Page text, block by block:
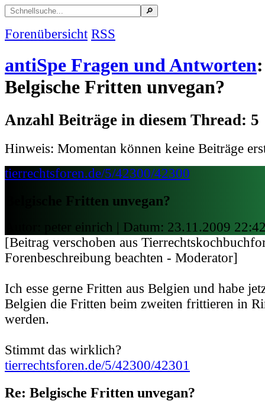
Forenübersicht RSS
antiSpe Fragen und Antworten:
Belgische Fritten unvegan?
Anzahl Beiträge in diesem Thread: 5
Hinweis: Momentan können keine Beiträge
tierrechtsforen.de/5/42300/42300
Belgische Fritten unvegan?
Autor: peter einrich | Datum: 23.11.2009
[Beitrag verschoben aus
Forenbeschreibung beachten - Moderator]
Ich esse gerne Fritten aus Belgien und habe
Belgien die Fritten beim zweiten frittieren in
werden.
Stimmt das wirklich?
tierrechtsforen.de/5/42300/42301
Re: Belgische Fritten unvegan?